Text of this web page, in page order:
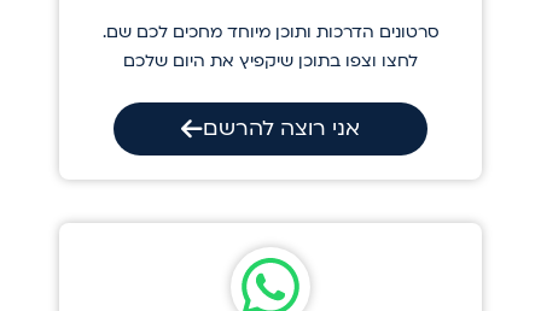
סרטונים הדרכות ותוכן מיוחד מחכים לכם שם.
לחצו וצפו בתוכן שיקפיץ את היום שלכם
אני רוצה להרשם